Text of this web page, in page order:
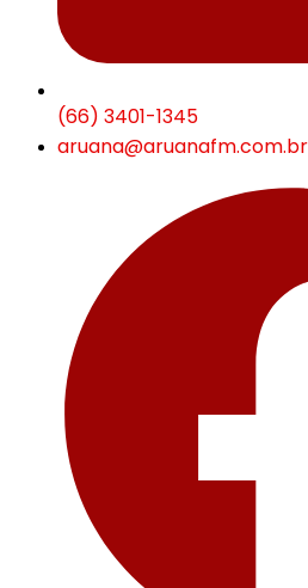
(66) 3401-1345
aruana@aruanafm.com.br